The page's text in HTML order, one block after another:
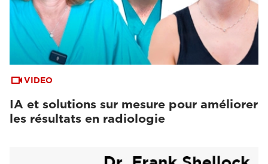
VIDEO
IA et solutions sur mesure pour améliorer
les résultats en radiologie